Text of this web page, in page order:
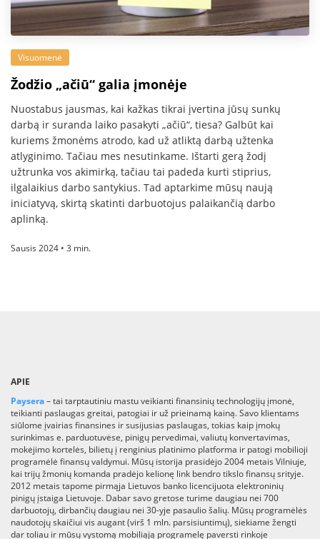
Visuomenė
Žodžio „ačiū“ galia įmonėje
Nuostabus jausmas, kai kažkas tikrai įvertina jūsų sunkų
darbą ir suranda laiko pasakyti „ačiū“, tiesa? Galbūt kai
kuriems žmonėms atrodo, kad už atliktą darbą užtenka
atlyginimo. Tačiau mes nesutinkame. Ištarti gerą žodį
užtrunka vos akimirką, tačiau tai padeda kurti stiprius,
ilgalaikius darbo santykius. Tad aptarkime mūsų naują
iniciatyvą, skirtą skatinti darbuotojus palaikančią darbo
aplinką.
Sausis 2024 • 3 min.
APIE
Paysera– tai tarptautiniu mastu veikianti finansinių technologijų įmonė,
teikianti paslaugas greitai, patogiai ir už prieinamą kainą. Savo klientams
siūlome įvairias finansines ir susijusias paslaugas, tokias kaip įmokų
surinkimas e. parduotuvėse, pinigų pervedimai, valiutų konvertavimas,
mokėjimo kortelės, bilietų į renginius platinimo platforma ir patogi mobilioji
programėlė finansų valdymui. Mūsų istorija prasidėjo 2004 metais Vilniuje,
kai trijų žmonių komanda pradėjo kelionę link bendro tikslo finansų srityje.
2012 metais tapome pirmąja Lietuvos banko licencijuota elektroninių
pinigų įstaiga Lietuvoje. Dabar savo gretose turime daugiau nei 700
darbuotojų, dirbančių daugiau nei 30-yje pasaulio šalių. Mūsų programėlės
naudotojų skaičiui vis augant (virš 1 mln. parsisiuntimų), siekiame žengti
dar toliau ir mūsų vystomą mobiliąją programelę paversti rinkoje